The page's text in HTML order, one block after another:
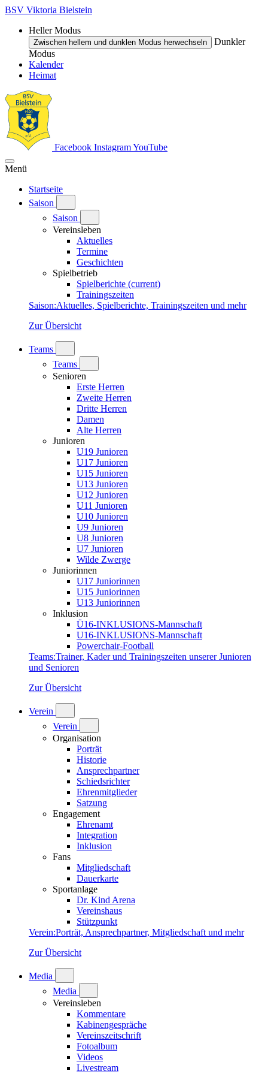
BSV Viktoria Bielstein
Heller Modus
Zwischen hellem und dunklen Modus herwechseln
Dunkler
Modus
Kalender
Heimat
Facebook InstagramYouTube
Menü
Startseite
Saison
Saison
Vereinsleben
Aktuelles
Termine
Geschichten
Spielbetrieb
Spielberichte (current)
Trainingszeiten
Saison:Aktuelles, Spielberichte, Trainingszeiten und mehr
Zur Übersicht
Teams
Teams
Senioren
Erste Herren
Zweite Herren
Dritte Herren
Damen
Alte Herren
Junioren
U19 Junioren
U17 Junioren
U15 Junioren
U13 Junioren
U12 Junioren
U11 Junioren
U10 Junioren
U9 Junioren
U8 Junioren
U7 Junioren
Wilde Zwerge
Juniorinnen
U17 Juniorinnen
U15 Juniorinnen
U13 Juniorinnen
Inklusion
Ü16-INKLUSIONS-Mannschaft
U16-INKLUSIONS-Mannschaft
Powerchair-Football
Teams:Trainer, Kader und Trainingszeiten unserer Junioren
und Senioren
Zur Übersicht
Verein
Verein
Organisation
Porträt
Historie
Ansprechpartner
Schiedsrichter
Ehrenmitglieder
Satzung
Engagement
Ehrenamt
Integration
Inklusion
Fans
Mitgliedschaft
Dauerkarte
Sportanlage
Dr. Kind Arena
Vereinshaus
Stützpunkt
Verein:Porträt, Ansprechpartner, Mitgliedschaft und mehr
Zur Übersicht
Media
Media
Vereinsleben
Kommentare
Kabinengespräche
Vereinszeitschrift
Fotoalbum
Videos
Livestream